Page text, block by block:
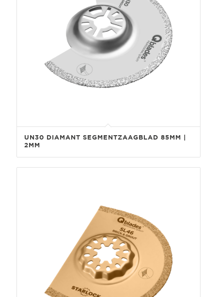
UN30 DIAMANT SEGMENTZAAGBLAD 85MM |
2MM